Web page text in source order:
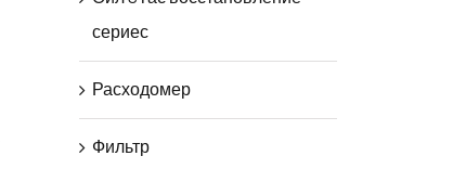
сериес
Расходомер
Фильтр